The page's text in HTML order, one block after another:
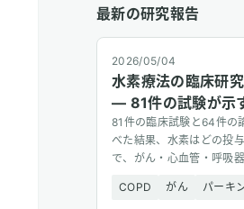
最新の研究報告
2026/05/04
水素療法の臨床研
— 81件の試験が示
81件の臨床試験と64件の
べた結果、水素はどの投
で、がん・心血管・呼吸
COPD
がん パーキ